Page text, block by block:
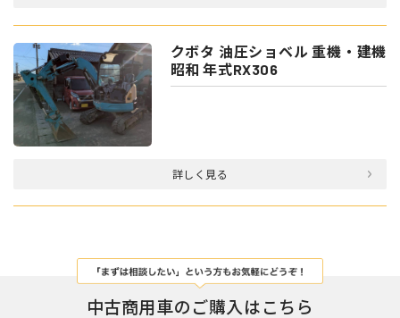
クボタ 油圧ショベル 重機・建機
昭和 年式RX306
詳しく見る
中古商用車のご購入はこちら